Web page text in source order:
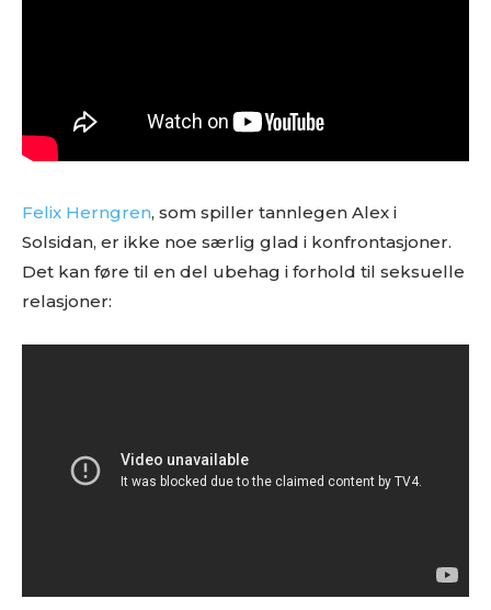
Felix Herngren, som spiller tannlegen Alex i
Solsidan, er ikke noe særlig glad i konfrontasjoner.
Det kan føre til en del ubehag i forhold til seksuelle
relasjoner: